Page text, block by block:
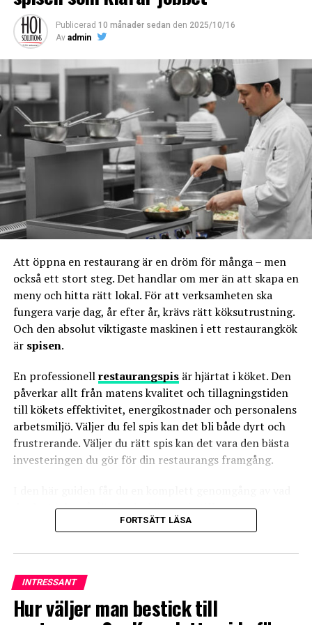
Authority och Japan Hygienic Olefin och Styrene Plastics
Association.
Ni finner bisfenolfri plast på Plastbutiken.se
Äntligen en bisfenolfri plastkollektion!
I kollektionen finner ni:Bisfenolfria Tallrikar,
Bisfenolfria Glas
,Bisfenolfria Skålar,Bisfenolfria
Muggar
Bisfenolfria Dryckesbehållare
RELATERADE ARTIKLAR:
Handtorkar, bättre än papper?
Restaurangkylskåp
Publicerad 10 månader sedan den 2025/10/16
Av admin
Att öppna en restaurang är en dröm för många – men
också ett stort steg. Det handlar om mer än att skapa en
meny och hitta rätt lokal. För att verksamheten ska
fungera varje dag, år efter år, krävs rätt köksutrustning.
Och den absolut viktigaste maskinen i ett restaurangkök
är spisen.
En professionellrestaurangspisär hjärtat i köket. Den
påverkar allt från matens kvalitet och tillagningstiden
till kökets effektivitet, energikostnader och personalens
arbetsmiljö. Väljer du fel spis kan det bli både dyrt och
frustrerande. Väljer du rätt spis kan det vara den bästa
investeringen du gör för din restaurangs framgång.
du ska tänka på när du ska köpaspis till restaurang
vilka vanliga misstag du bör undvika, och varför det i
tillgång till reservdelar i Sverige. Dessutom förklarar
vi varförFribergs
smartaste valen för professionella kök.
FORTSÄTT LÄSA
INTRESSANT
Hur väljer man bestick till